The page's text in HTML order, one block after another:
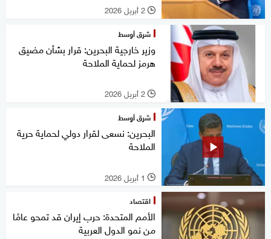
l 2 أبريل 2026
شرق أوسط
وزير خارجية البحرين: قرار بشأن مضيق
هرمز لحماية الملاحة
l 2 أبريل 2026
شرق أوسط
البحرين: نسعى لقرار دولي لحماية حرية
الملاحة
l 1 أبريل 2026
اقتصاد
الأمم المتحدة: حرب إيران قد تمحو عامًا
من نمو الدول العربية